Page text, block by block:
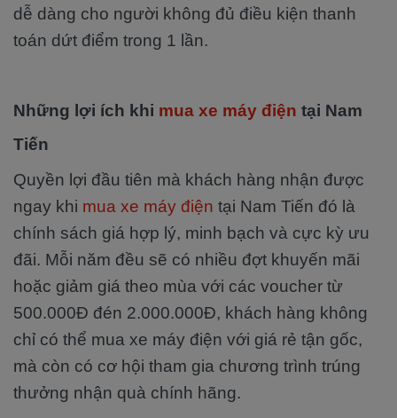
dễ dàng cho người không đủ điều kiện thanh
toán dứt điểm trong 1 lần.
Những lợi ích khi mua xe máy điện tại Nam
Tiến
Quyền lợi đầu tiên mà khách hàng nhận được
ngay khi mua xe máy điện tại Nam Tiến đó là
chính sách giá hợp lý, minh bạch và cực kỳ ưu
đãi. Mỗi năm đều sẽ có nhiều đợt khuyến mãi
hoặc giảm giá theo mùa với các voucher từ
500.000Đ đén 2.000.000Đ, khách hàng không
chỉ có thể mua xe máy điện với giá rẻ tận gốc,
mà còn có cơ hội tham gia chương trình trúng
thưởng nhận quà chính hãng.